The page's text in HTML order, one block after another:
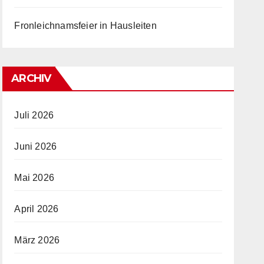
Fronleichnamsfeier in Hausleiten
ARCHIV
Juli 2026
Juni 2026
Mai 2026
April 2026
März 2026